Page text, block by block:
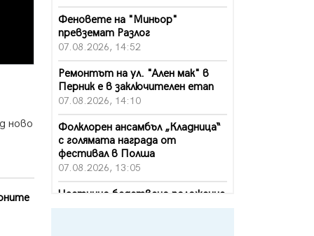
ново
Феновете на "Миньор"
превземат Разлог
07.08.2026, 14:52
Ремонтът на ул. "Ален мак" в
Перник е в заключителен етап
07.08.2026, 14:10
Фолклорен ансамбъл „Кладница“
с голямата награда от
фестивал в Полша
07.08.2026, 13:05
Частично бедствено положение